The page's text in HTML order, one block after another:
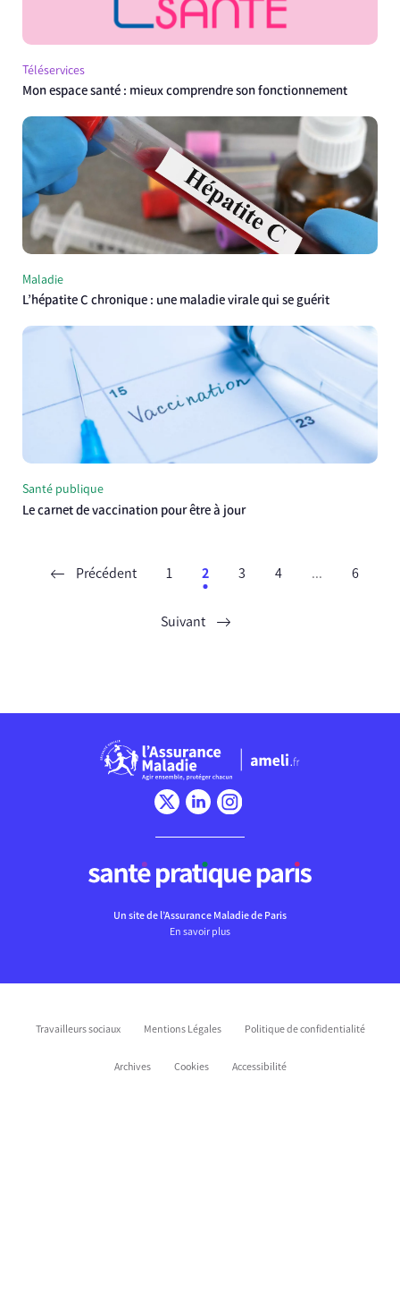
Téléservices
Mon espace santé : mieux comprendre son fonctionnement
Maladie
L’hépatite C chronique : une maladie virale qui se guérit
Santé publique
Le carnet de vaccination pour être à jour
Précédent 1 2 3 4 ... 6
Suivant
Un site de l’Assurance Maladie de Paris
En savoir plus
Travailleurs sociaux Mentions Légales Politique de confidentialité
Archives Cookies Accessibilité